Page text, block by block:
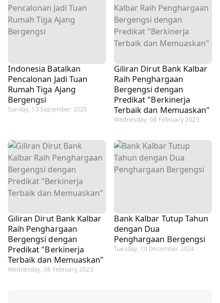
Indonesia Batalkan
Pencalonan Jadi Tuan
Rumah Tiga Ajang
Bergengsi
Sunday, 13 September 2020
Giliran Dirut Bank Kalbar
Raih Penghargaan
Bergengsi dengan
Predikat "Berkinerja
Terbaik dan Memuaskan"
Wednesday, 08 February 2023
Giliran Dirut Bank Kalbar
Raih Penghargaan
Bergengsi dengan
Predikat "Berkinerja
Terbaik dan Memuaskan"
Wednesday, 08 February 2023
Bank Kalbar Tutup Tahun
dengan Dua
Penghargaan Bergengsi
Tuesday, 10 December 2024